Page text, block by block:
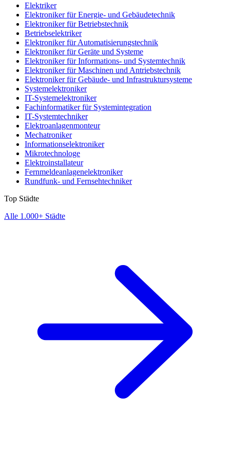
Elektriker
Elektroniker für Energie- und Gebäudetechnik
Elektroniker für Betriebstechnik
Betriebselektriker
Elektroniker für Automatisierungstechnik
Elektroniker für Geräte und Systeme
Elektroniker für Informations- und Systemtechnik
Elektroniker für Maschinen und Antriebstechnik
Elektroniker für Gebäude- und Infrastruktursysteme
Systemelektroniker
IT-Systemelektroniker
Fachinformatiker für Systemintegration
IT-Systemtechniker
Elektroanlagenmonteur
Mechatroniker
Informationselektroniker
Mikrotechnologe
Elektroinstallateur
Fernmeldeanlagenelektroniker
Rundfunk- und Fernsehtechniker
Top Städte
Alle 1.000+ Städte